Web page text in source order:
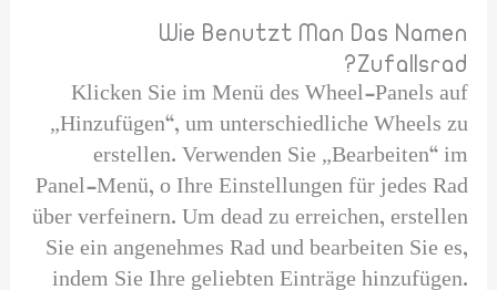
Wie Benutzt Man Das Namen
Zufallsrad?
Klicken Sie im Menü des Wheel-Panels auf
„Hinzufügen“, um unterschiedliche Wheels zu
erstellen. Verwenden Sie „Bearbeiten“ im
Panel-Menü, o Ihre Einstellungen für jedes Rad
über verfeinern. Um dead zu erreichen, erstellen
Sie ein angenehmes Rad und bearbeiten Sie es,
indem Sie Ihre geliebten Einträge hinzufügen.